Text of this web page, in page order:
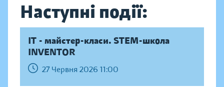
Наступні події:
IT - майстер-класи. STEM-школа
INVENTOR
27 Червня 2026 11:00